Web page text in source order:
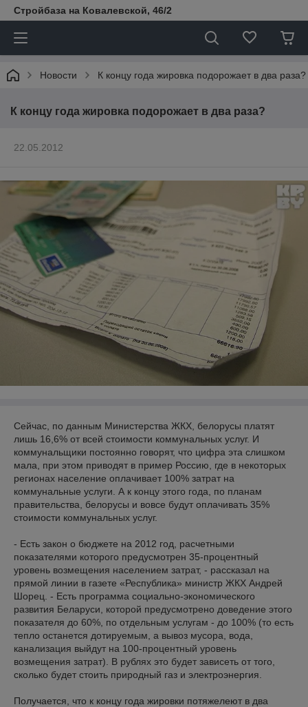
Стройбаза на Ковалевской, 46/2
Новости К концу года жировка подорожает в два раза?
К концу года жировка подорожает в два раза?
22.05.2012
Сейчас, по данным Министерства ЖКХ, белорусы платят
лишь 16,6% от всей стоимости коммунальных услуг. И
коммунальщики постоянно говорят, что цифра эта слишком
мала, при этом приводят в пример Россию, где в некоторых
регионах население оплачивает 100% затрат на
коммунальные услуги. А к концу этого года, по планам
правительства, белорусы и вовсе будут оплачивать 35%
стоимости коммунальных услуг.
- Есть закон о бюджете на 2012 год, расчетными
показателями которого предусмотрен 35-процентный
уровень возмещения населением затрат, - рассказал на
прямой линии в газете «Республика» министр ЖКХ Андрей
Шорец. - Есть программа социально-экономического
развития Беларуси, которой предусмотрено доведение этого
показателя до 60%, по отдельным услугам - до 100% (то есть
тепло останется дотируемым, а вывоз мусора, вода,
канализация выйдут на 100-процентный уровень
возмещения затрат). В рублях это будет зависеть от того,
сколько будет стоить природный газ и электроэнергия.
Получается, что к концу года жировки потяжелеют в два